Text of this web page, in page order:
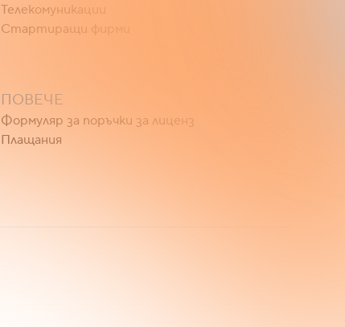
Телекомуникации
Стартиращи фирми
ПОВЕЧЕ
Формуляр за поръчки за лиценз
Плащания